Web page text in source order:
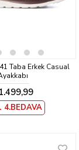
Taba Erkek Casual
4.BEDAVA